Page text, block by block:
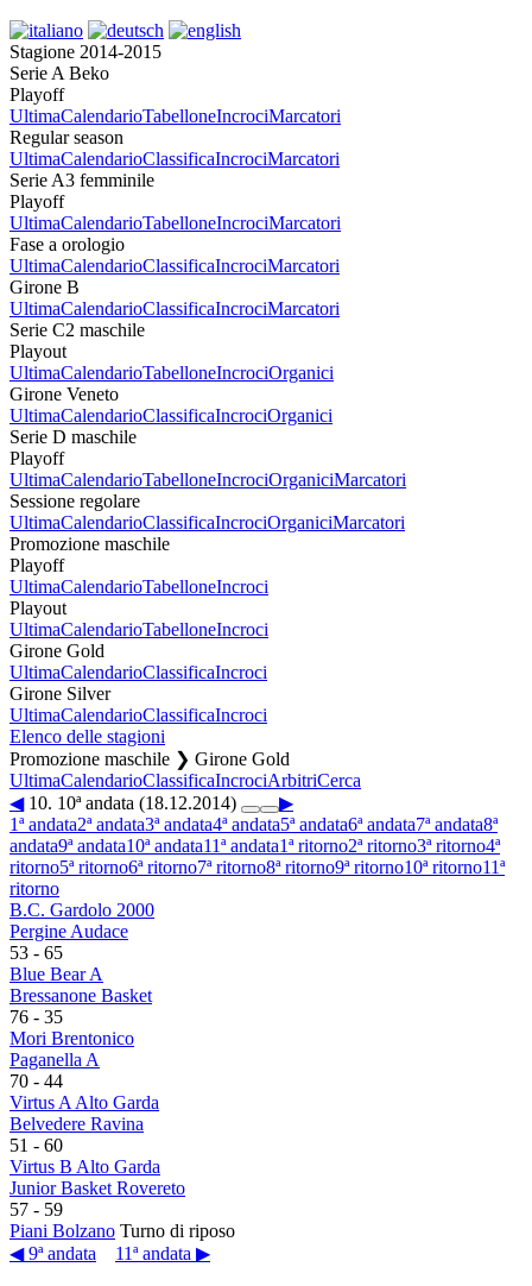
Stagione 2014-2015
Serie A Beko
Playoff
UltimaCalendarioTabelloneIncrociMarcatori
Regular season
UltimaCalendarioClassificaIncrociMarcatori
Serie A3 femminile
Playoff
UltimaCalendarioTabelloneIncrociMarcatori
Fase a orologio
UltimaCalendarioClassificaIncrociMarcatori
Girone B
UltimaCalendarioClassificaIncrociMarcatori
Serie C2 maschile
Playout
UltimaCalendarioTabelloneIncrociOrganici
Girone Veneto
UltimaCalendarioClassificaIncrociOrganici
Serie D maschile
Playoff
UltimaCalendarioTabelloneIncrociOrganiciMarcatori
Sessione regolare
UltimaCalendarioClassificaIncrociOrganiciMarcatori
Promozione maschile
Playoff
UltimaCalendarioTabelloneIncroci
Playout
UltimaCalendarioTabelloneIncroci
Girone Gold
UltimaCalendarioClassificaIncroci
Girone Silver
UltimaCalendarioClassificaIncroci
Elenco delle stagioni
Promozione maschile ❯ Girone Gold
UltimaCalendarioClassificaIncrociArbitriCerca
◀10. 10ª andata (18.12.2014)
▶
1ª andata2ª andata3ª andata4ª andata5ª andata6ª andata7ª andata8ª
andata9ª andata10ª andata11ª andata1ª ritorno2ª ritorno3ª ritorno4ª
ritorno5ª ritorno6ª ritorno7ª ritorno8ª ritorno9ª ritorno10ª ritorno11ª
ritorno
B.C. Gardolo 2000
Pergine Audace
53 - 65
Blue Bear A
Bressanone Basket
76 - 35
Mori Brentonico
Paganella A
70 - 44
Virtus A Alto Garda
Belvedere Ravina
51 - 60
Virtus B Alto Garda
Junior Basket Rovereto
57 - 59
Piani Bolzano Turno di riposo
◀ 9ª andata
11ª andata ▶